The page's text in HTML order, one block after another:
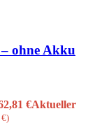
ohne Akku
€Aktueller
€)